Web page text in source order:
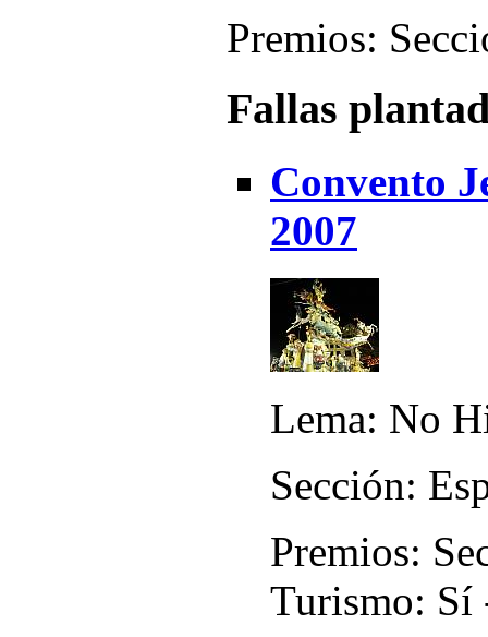
Premios:
Fallas
Convento
2007
Lema: No
Sección:
Premios:
Turismo: